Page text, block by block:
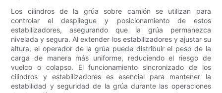
Los cilindros de la grúa sobre camión se utilizan para
controlar el despliegue y posicionamiento de estos
estabilizadores, asegurando que la grúa permanezca
nivelada y segura. Al extender los estabilizadores y ajustar su
altura, el operador de la grúa puede distribuir el peso de la
carga de manera más uniforme, reduciendo el riesgo de
vuelco o colapso. El funcionamiento sincronizado de los
cilindros y estabilizadores es esencial para mantener la
estabilidad y seguridad de la grúa durante las operaciones